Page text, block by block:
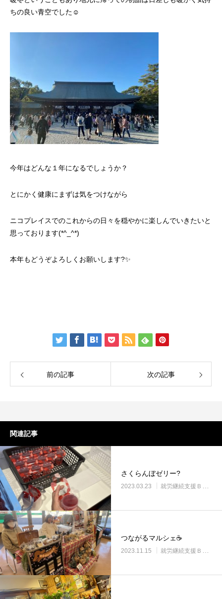
ちの良い青空でした☺
今年はどんな１年になるでしょうか？
とにかく健康にまずは気をつけながら
ニコプレイスでのこれからの日々を穏やかに楽しんでいきたいと
思っております(*^_^*)
本年もどうぞよろしくお願いします?✨
前の記事 次の記事
関連記事
さくらんぼゼリー?
2023.03.23 就労継続支援Ｂ型・ニコプレイス
つながるマルシェ☕
2023.11.15 就労継続支援Ｂ型・ニコプレイス